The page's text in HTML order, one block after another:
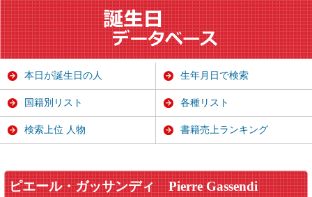
ピエール・ガッサンディ Pierre Gassendi
本日が誕生日の人 生年月日で検索
国籍別リスト 各種リスト
検索上位 人物 書籍売上ランキング